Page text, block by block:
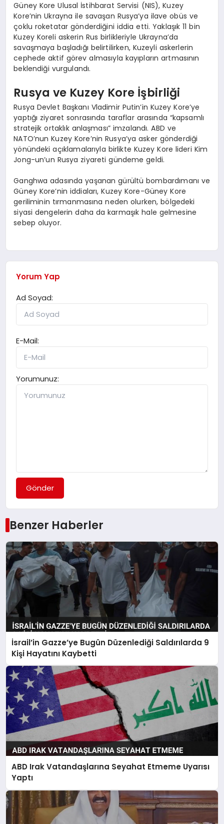
Güney Kore Ulusal İstihbarat Servisi (NIS), Kuzey
Kore’nin Ukrayna ile savaşan Rusya’ya ilave obüs ve
çoklu roketatar gönderdiğini iddia etti. Yaklaşık 11 bin
Kuzey Koreli askerin Rus birlikleriyle Ukrayna’da
savaşmaya başladığı belirtilirken, Kuzeyli askerlerin
cephede aktif görev almasıyla kayıpların artmasının
beklendiği vurgulandı.
Rusya ve Kuzey Kore İşbirliği
Rusya Devlet Başkanı Vladimir Putin’in Kuzey Kore’ye
yaptığı ziyaret sonrasında taraflar arasında “kapsamlı
stratejik ortaklık anlaşması” imzalandı. ABD ve
NATO’nun Kuzey Kore’nin Rusya’ya asker gönderdiği
yönündeki açıklamalarıyla birlikte Kuzey Kore lideri Kim
Jong-un’un Rusya ziyareti gündeme geldi.
Ganghwa adasında yaşanan gürültü bombardımanı ve
Güney Kore’nin iddiaları, Kuzey Kore-Güney Kore
geriliminin tırmanmasına neden olurken, bölgedeki
siyasi dengelerin daha da karmaşık hale gelmesine
sebep oluyor.
Yorum Yap
Ad Soyad:
E-Mail:
Yorumunuz:
Gönder
Benzer Haberler
İsrail’in Gazze’ye Bugün Düzenlediği Saldırılarda 9
Kişi Hayatını Kaybetti
ABD Irak Vatandaşlarına Seyahat Etmeme Uyarısı
Yaptı